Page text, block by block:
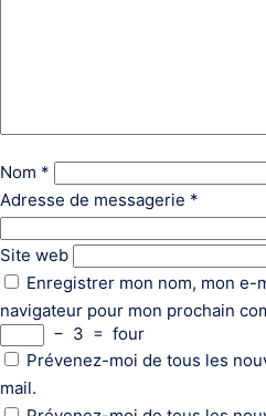
Nom *
Adresse de messagerie *
Site web
Enregistrer mon nom, mon e-
navigateur pour mon prochain
− 3 = four
Prévenez-moi de tous les
mail.